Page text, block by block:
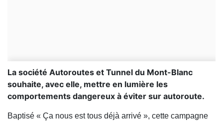
La société Autoroutes et Tunnel du Mont-Blanc
souhaite, avec elle, mettre en lumière les
comportements dangereux à éviter sur autoroute.
Baptisé « Ça nous est tous déjà arrivé », cette campagne